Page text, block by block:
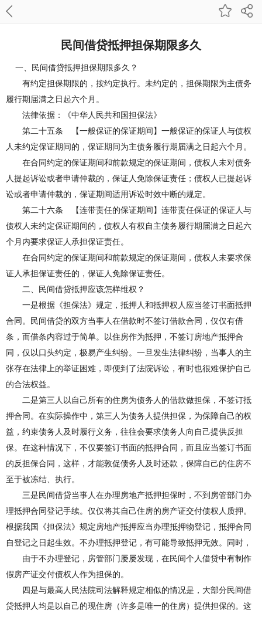
民间借贷抵押担保期限多久
一、民间借贷抵押担保期限多久？
有约定担保期限的，按约定执行。未约定的，担保期限为主债务
履行期届满之日起六个月。
法律依据：《中华人民共和国担保法》
第二十五条 【一般保证的保证期间】一般保证的保证人与债权
人未约定保证期间的，保证期间为主债务履行期届满之日起六个月。
在合同约定的保证期间和前款规定的保证期间，债权人未对债务
人提起诉讼或者申请仲裁的，保证人免除保证责任；债权人已提起诉
讼或者申请仲裁的，保证期间适用诉讼时效中断的规定。
第二十六条 【连带责任的保证期间】连带责任保证的保证人与
债权人未约定保证期间的，债权人有权自主债务履行期届满之日起六
个月内要求保证人承担保证责任。
在合同约定的保证期间和前款规定的保证期间，债权人未要求保
证人承担保证责任的，保证人免除保证责任。
二、民间借贷抵押应该怎样维权？
一是根据《担保法》规定，抵押人和抵押权人应当签订书面抵押
合同。民间借贷的双方当事人在借款时不签订借款合同，仅仅有借
条，而借条内容过于简单。以住房作为抵押，不签订房地产抵押合
同，仅以口头约定，极易产生纠纷。一旦发生法律纠纷，当事人的主
张存在法律上的举证困难，即便到了法院诉讼，有时也很难保护自己
的合法权益。
二是第三人以自己所有的住房为债务人的借款做担保，不签订抵
押合同。在实际操作中，第三人为债务人提供担保，为保障自己的权
益，约束债务人及时履行义务，往往会要求债务人向自己提供反担
保。在这种情况下，不仅要签订书面的抵押合同，而且应当签订书面
的反担保合同，这样，才能敦促债务人及时还款，保障自己的住房不
至于被冻结、执行。
三是民间借贷当事人在办理房地产抵押担保时，不到房管部门办
理抵押合同登记手续。仅仅将其自己住房的房产证交付债权人质押。
根据我国《担保法》规定房地产抵押应当办理抵押物登记，抵押合同
自登记之日起生效。不办理抵押登记，有可能导致抵押无效。同时，
由于不办理登记，房管部门屡屡发现，在民间个人借贷中有制作
假房产证交付债权人作为担保的。
四是与最高人民法院司法解释规定相似的情况是，大部分民间借
贷抵押人均是以自己的现住房（许多是唯一的住房）提供担保的。这